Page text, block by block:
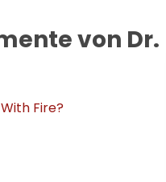
von Dr.
Fire?